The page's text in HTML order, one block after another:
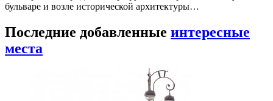
бульваре и возле исторической архитектуры…
Последние добавленные интересные
места